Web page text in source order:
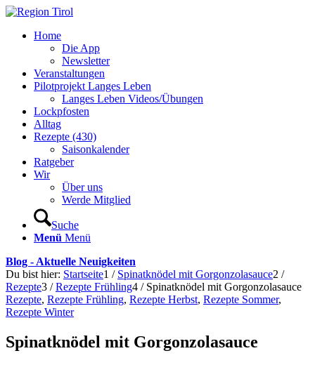
Home
Die App
Newsletter
Veranstaltungen
Pilotprojekt Langes Leben
Langes Leben Videos/Übungen
Lockpfosten
Alltag
Rezepte (430)
Saisonkalender
Ratgeber
Wir
Über uns
Werde Mitglied
Suche
Menü Menü
Blog - Aktuelle Neuigkeiten
Du bist hier: Startseite1 / Spinatknödel mit Gorgonzolasauce2 /
Rezepte3 / Rezepte Frühling4 / Spinatknödel mit Gorgonzolasauce
Rezepte, Rezepte Frühling, Rezepte Herbst, Rezepte Sommer,
Rezepte Winter
Spinatknödel mit Gorgonzolasauce